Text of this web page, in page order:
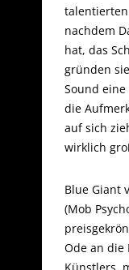
nachdem
hat, das
gründen
Sound
die
auf sich
wirklich
Blue Giant
(Mob
Ode an die
Künstlers,